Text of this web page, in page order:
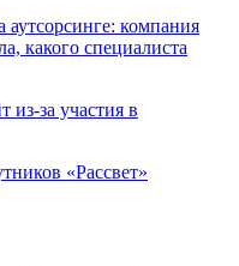
аутсорсинге: компания
какого специалиста
из-за участия в
«Рассвет»